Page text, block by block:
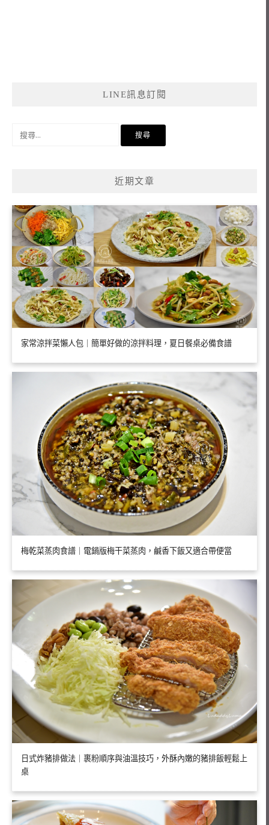
LINE訊息訂閱
近期文章
家常涼拌菜懶人包｜簡單好做的涼拌料理，夏日餐桌必備食譜
梅乾菜蒸肉食譜｜電鍋版梅干菜蒸肉，鹹香下飯又適合帶便當
日式炸豬排做法｜裹粉順序與油溫技巧，外酥內嫩的豬排飯輕鬆上
桌